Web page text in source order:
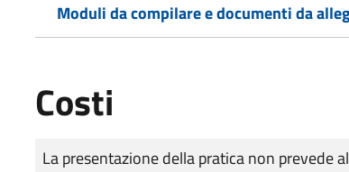
Moduli da compilare e documenti da
Costi
Tipo di pagamento
Importo
La presentazione della pratica non prevede